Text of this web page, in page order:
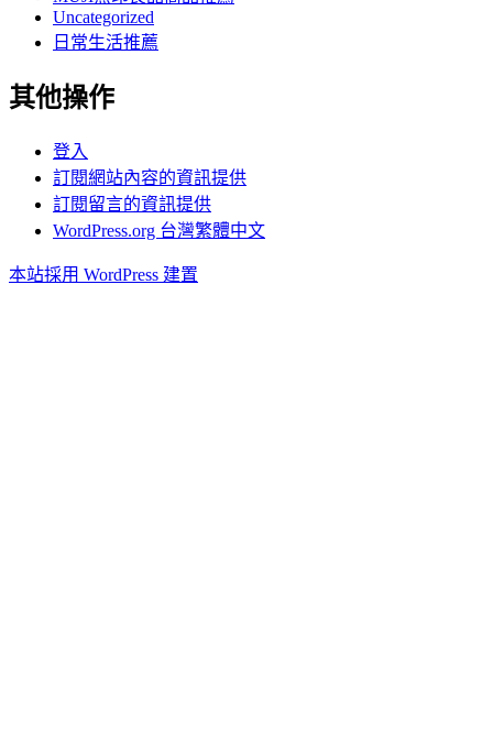
Uncategorized
日常生活推薦
其他操作
登入
訂閱網站內容的資訊提供
訂閱留言的資訊提供
WordPress.org 台灣繁體中文
本站採用 WordPress 建置